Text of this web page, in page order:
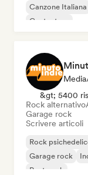
Canzone Italiana
Cantautore
&gt; 5400
Rock alternativo
Garage rock
Scrivere articoli
Rock
Garage rock
Post punk